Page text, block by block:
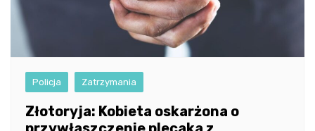
Policja Zatrzymania
Złotoryja: Kobieta oskarżona o